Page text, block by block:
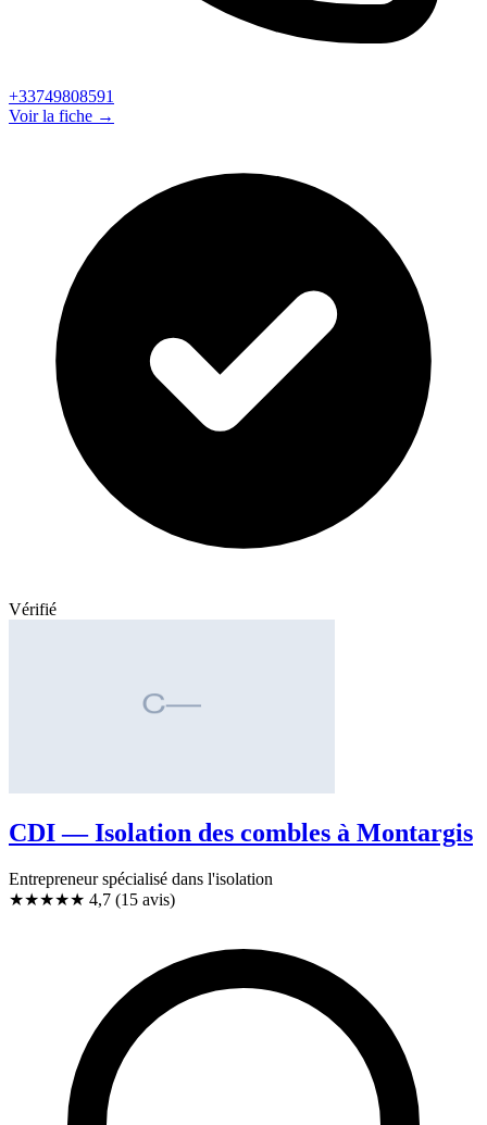
+33749808591
Voir la fiche →
Vérifié
CDI — Isolation des combles à Montargis
Entrepreneur spécialisé dans l'isolation
★★★★★ 4,7 (15 avis)